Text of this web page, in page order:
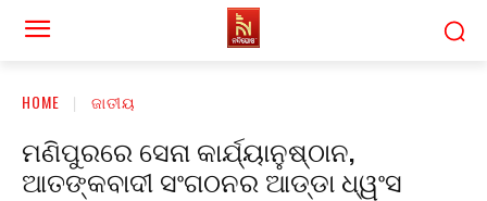
HOME ଜାତୀୟ
ମଣିପୁରରେ ସେନା କାର୍ଯ୍ୟାନୁଷ୍ଠାନ,
ଆତଙ୍କବାଦୀ ସଂଗଠନର ଆଡ୍ଡା ଧ୍ୱଂସ